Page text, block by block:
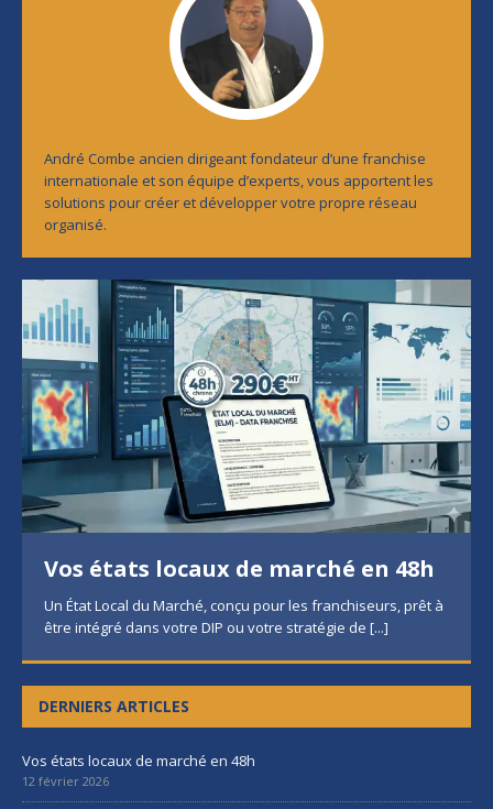
André Combe ancien dirigeant fondateur d’une franchise
internationale et son équipe d’experts, vous apportent les
solutions pour créer et développer votre propre réseau
organisé.
Vos états locaux de marché en 48h
Un État Local du Marché, conçu pour les franchiseurs, prêt à
être intégré dans votre DIP ou votre stratégie de [...]
DERNIERS ARTICLES
Vos états locaux de marché en 48h
12 février 2026